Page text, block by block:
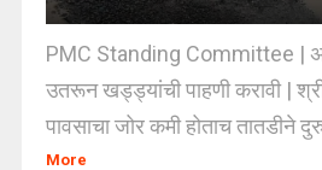
PMC Standing Committee |
उतरून खड्ड्यांची पाहणी करावी |
पावसाचा जोर कमी होताच तातडीने
More